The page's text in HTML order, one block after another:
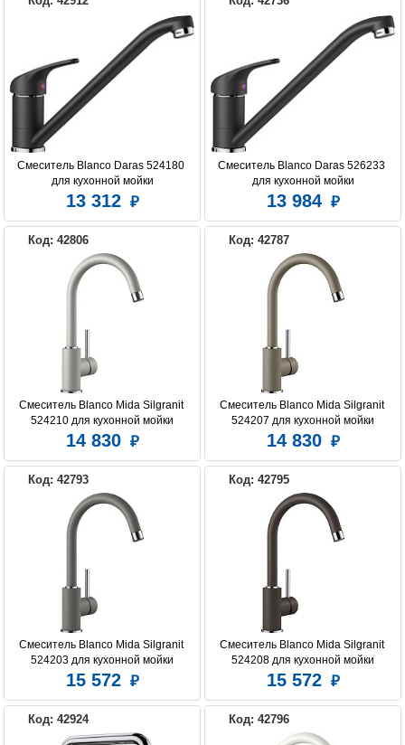
Смеситель Blanco Daras 524180
для кухонной мойки
13 312
Смеситель Blanco Daras 526233
для кухонной мойки
13 984
Код: 42806
Смеситель Blanco Mida Silgranit
524210 для кухонной мойки
14 830
Код: 42787
Смеситель Blanco Mida Silgranit
524207 для кухонной мойки
14 830
Код: 42793
Смеситель Blanco Mida Silgranit
524203 для кухонной мойки
15 572
Код: 42795
Смеситель Blanco Mida Silgranit
524208 для кухонной мойки
15 572
Код: 42924 Код: 42796